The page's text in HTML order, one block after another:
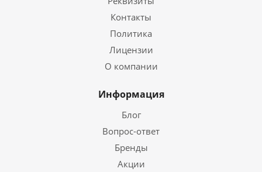
Контакты
Политика
Лицензии
О компании
Информация
Блог
Вопрос-ответ
Бренды
Акции